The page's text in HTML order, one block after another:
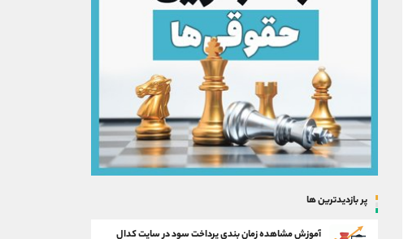
پر بازدیدترین ها
آموزش مشاهده زمان بندی پرداخت سود در سایت کدال